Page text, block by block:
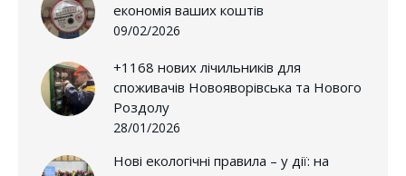
економія ваших коштів
09/02/2026
+1168 нових лічильників для
споживачів Новояворівська та Нового
Роздолу
28/01/2026
Нові екологічні правила – у дії: на